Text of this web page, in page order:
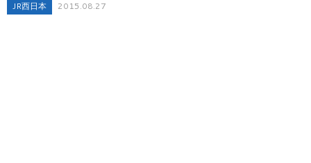
JR西日本 2015.08.27